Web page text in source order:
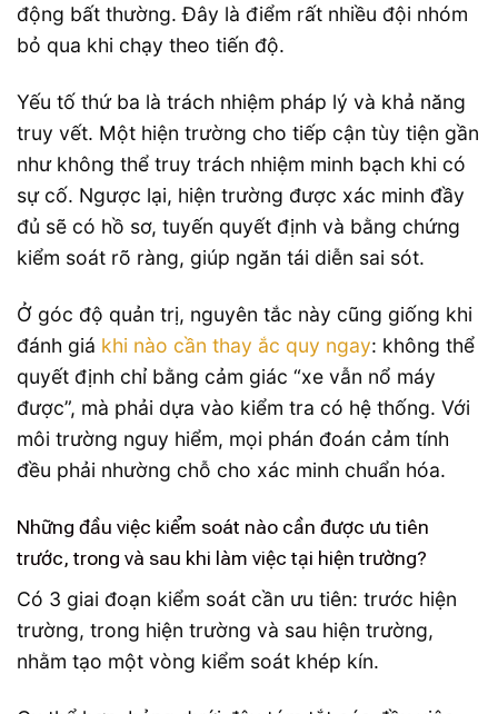
động bất thường. Đây là điểm rất nhiều đội nhóm
bỏ qua khi chạy theo tiến độ.
Yếu tố thứ ba là trách nhiệm pháp lý và khả năng
truy vết. Một hiện trường cho tiếp cận tùy tiện gần
như không thể truy trách nhiệm minh bạch khi có
sự cố. Ngược lại, hiện trường được xác minh đầy
đủ sẽ có hồ sơ, tuyến quyết định và bằng chứng
kiểm soát rõ ràng, giúp ngăn tái diễn sai sót.
Ở góc độ quản trị, nguyên tắc này cũng giống khi
đánh giá khi nào cần thay ắc quy ngay: không thể
quyết định chỉ bằng cảm giác “xe vẫn nổ máy
được”, mà phải dựa vào kiểm tra có hệ thống. Với
môi trường nguy hiểm, mọi phán đoán cảm tính
đều phải nhường chỗ cho xác minh chuẩn hóa.
Những đầu việc kiểm soát nào cần được ưu tiên
trước, trong và sau khi làm việc tại hiện trường?
Có 3 giai đoạn kiểm soát cần ưu tiên: trước hiện
trường, trong hiện trường và sau hiện trường,
nhằm tạo một vòng kiểm soát khép kín.